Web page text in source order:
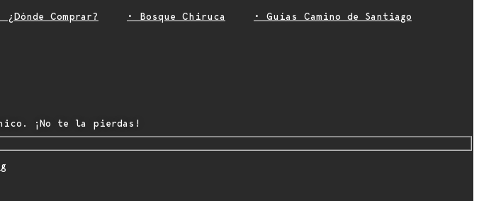
¿Dónde Comprar? • Bosque Chiruca
• Guías Camino de Santiago
¡No te la pierdas!